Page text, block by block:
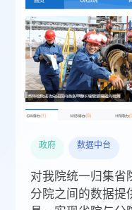
政府 数据中台
对我院统一归集省
分院之间的数据提